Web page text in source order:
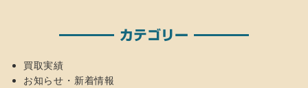
カテゴリー
買取実績
お知らせ・新着情報